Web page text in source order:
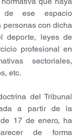
de ese espacio
personas con dicha
deporte, leyes de
profesional en
sectoriales,
etc.
del Tribunal
17 de enero, ha
de forma